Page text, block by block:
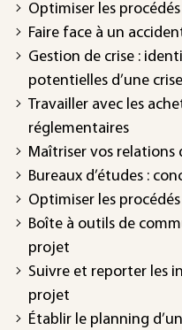
Optimiser les
Faire face à un
Gestion de crise :
potentielles d’une crise
Travailler avec les
réglementaires
Maîtriser vos relations
Bureaux d’études :
Optimiser les
Boîte à outils de
projet
Suivre et reporter les
projet
Établir le planning